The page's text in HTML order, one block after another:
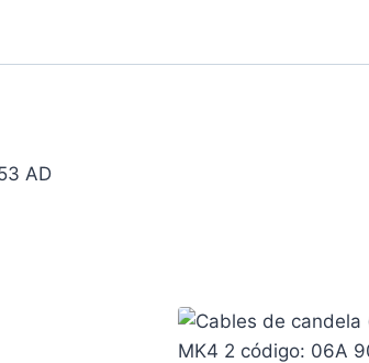
AD